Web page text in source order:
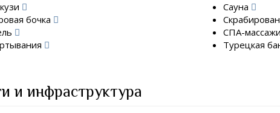
бочка
Сауна
СПА-массажи
Турецкая
и инфраструктура